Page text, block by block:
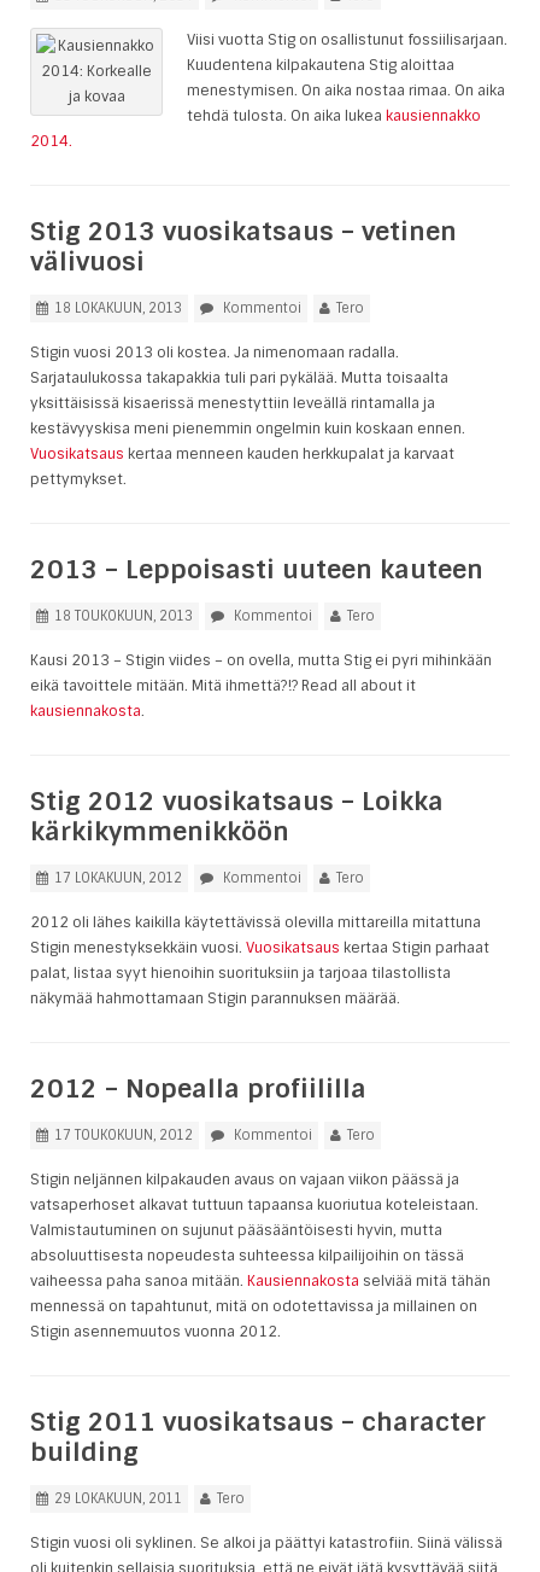
Viisi vuotta Stig on osallistunut fossiilisarjaan.
Kuudentena kilpakautena Stig aloittaa
menestymisen. On aika nostaa rimaa. On aika
tehdä tulosta. On aika lukea kausiennakko
2014.
Stig 2013 vuosikatsaus – vetinen
välivuosi
18 LOKAKUUN, 2013 Kommentoi Tero
Stigin vuosi 2013 oli kostea. Ja nimenomaan radalla.
Sarjataulukossa takapakkia tuli pari pykälää. Mutta toisaalta
yksittäisissä kisaerissä menestyttiin leveällä rintamalla ja
kestävyyskisa meni pienemmin ongelmin kuin koskaan ennen.
Vuosikatsaus kertaa menneen kauden herkkupalat ja karvaat
pettymykset.
2013 – Leppoisasti uuteen kauteen
18 TOUKOKUUN, 2013 Kommentoi Tero
Kausi 2013 – Stigin viides – on ovella, mutta Stig ei pyri mihinkään
eikä tavoittele mitään. Mitä ihmettä?!? Read all about it
kausiennakosta.
Stig 2012 vuosikatsaus – Loikka
kärkikymmenikköön
17 LOKAKUUN, 2012 Kommentoi Tero
2012 oli lähes kaikilla käytettävissä olevilla mittareilla mitattuna
Stigin menestyksekkäin vuosi. Vuosikatsaus kertaa Stigin parhaat
palat, listaa syyt hienoihin suorituksiin ja tarjoaa tilastollista
näkymää hahmottamaan Stigin parannuksen määrää.
2012 – Nopealla profiililla
17 TOUKOKUUN, 2012 Kommentoi Tero
Stigin neljännen kilpakauden avaus on vajaan viikon päässä ja
vatsaperhoset alkavat tuttuun tapaansa kuoriutua koteleistaan.
Valmistautuminen on sujunut pääsääntöisesti hyvin, mutta
absoluuttisesta nopeudesta suhteessa kilpailijoihin on tässä
vaiheessa paha sanoa mitään. Kausiennakosta selviää mitä tähän
mennessä on tapahtunut, mitä on odotettavissa ja millainen on
Stigin asennemuutos vuonna 2012.
Stig 2011 vuosikatsaus – character
building
29 LOKAKUUN, 2011 Tero
Stigin vuosi oli syklinen. Se alkoi ja päättyi katastrofiin. Siinä välissä